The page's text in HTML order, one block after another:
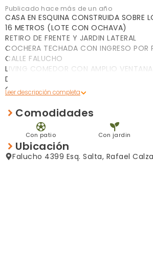
Publicado hace más de un año
CASA EN ESQUINA CONSTRUIDA SOBRE
16 METROS (LOTE CON OCHAVA)
RETIRO DE FRENTE Y JARDIN LATERAL
COCHERA TECHADA CON INGRESO POR
CALLE FALUCHO
LIVING COMEDOR CON AMPLIO
DISTRIBUIDOR. DOS DORMITORIOS UNO
CONTRAFRENTE. BAÑO A TERMINAR, SIN
JARDIN. DORMITORIO PRINCIPAL,
COMPLETO, COMPARTIMENTADO CON
CUARTO DE ENSERES
POZO Y MOTOBOMBEADOR
Comodidades
Con patio Con jardin
Ubicación
Falucho 4399 Esq. Salta, Rafael